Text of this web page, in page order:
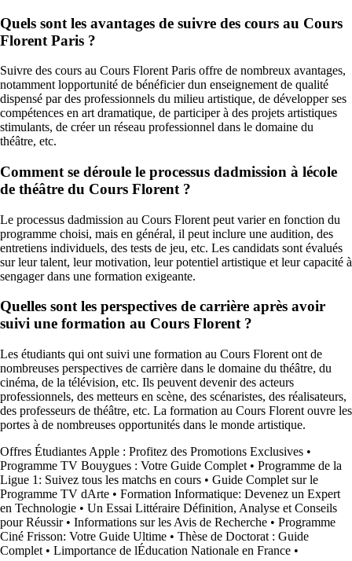
Quels sont les avantages de suivre des cours au Cours
Florent Paris ?
Suivre des cours au Cours Florent Paris offre de nombreux avantages,
notamment lopportunité de bénéficier dun enseignement de qualité
dispensé par des professionnels du milieu artistique, de développer ses
compétences en art dramatique, de participer à des projets artistiques
stimulants, de créer un réseau professionnel dans le domaine du
théâtre, etc.
Comment se déroule le processus dadmission à lécole
de théâtre du Cours Florent ?
Le processus dadmission au Cours Florent peut varier en fonction du
programme choisi, mais en général, il peut inclure une audition, des
entretiens individuels, des tests de jeu, etc. Les candidats sont évalués
sur leur talent, leur motivation, leur potentiel artistique et leur capacité à
sengager dans une formation exigeante.
Quelles sont les perspectives de carrière après avoir
suivi une formation au Cours Florent ?
Les étudiants qui ont suivi une formation au Cours Florent ont de
nombreuses perspectives de carrière dans le domaine du théâtre, du
cinéma, de la télévision, etc. Ils peuvent devenir des acteurs
professionnels, des metteurs en scène, des scénaristes, des réalisateurs,
des professeurs de théâtre, etc. La formation au Cours Florent ouvre les
portes à de nombreuses opportunités dans le monde artistique.
Offres Étudiantes Apple : Profitez des Promotions Exclusives •
Programme TV Bouygues : Votre Guide Complet • Programme de la
Ligue 1: Suivez tous les matchs en cours • Guide Complet sur le
Programme TV dArte • Formation Informatique: Devenez un Expert
en Technologie • Un Essai Littéraire Définition, Analyse et Conseils
pour Réussir• Informations sur les Avis de Recherche • Programme
Ciné Frisson: Votre Guide Ultime • Thèse de Doctorat : Guide
Complet • Limportance de lÉducation Nationale en France •